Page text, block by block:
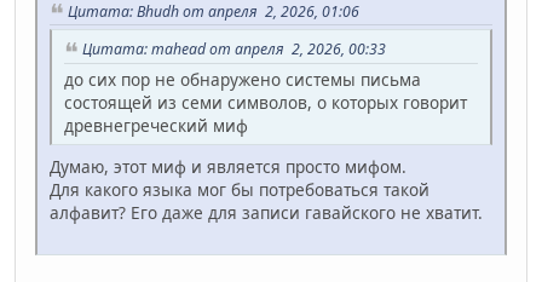
Цитата: Bhudh от апреля 2, 2026, 01:06
Цитата: mahead от апреля 2, 2026, 00:33
до сих пор не обнаружено системы письма
состоящей из семи символов, о которых говорит
древнегреческий миф
Думаю, этот миф и является просто мифом.
Для какого языка мог бы потребоваться такой
алфавит? Его даже для записи гавайского не хватит.